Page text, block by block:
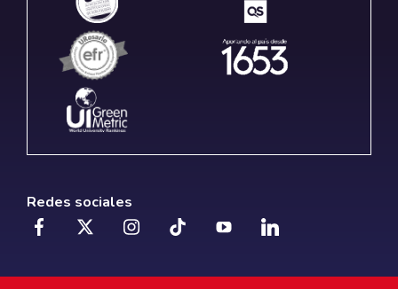
Redes sociales